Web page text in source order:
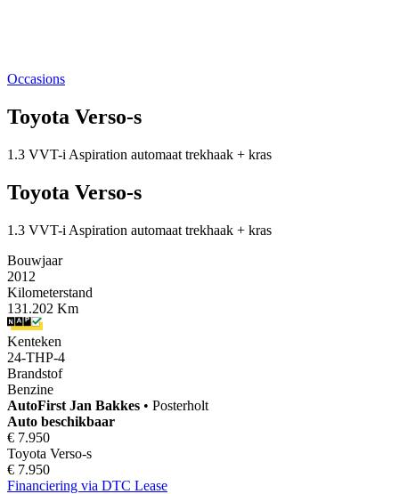
Occasions
Toyota Verso-s
1.3 VVT-i Aspiration automaat trekhaak + kras
Toyota Verso-s
1.3 VVT-i Aspiration automaat trekhaak + kras
Bouwjaar
2012
Kilometerstand
131.202 Km
Kenteken
24-THP-4
Brandstof
Benzine
AutoFirst Jan Bakkes • Posterholt
Auto beschikbaar
€ 7.950
Toyota Verso-s
€ 7.950
Financiering via DTC Lease